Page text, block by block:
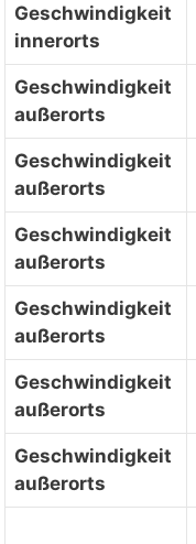
Geschwindigkeit
innerorts
Geschwindigkeit
außerorts
Geschwindigkeit
außerorts
Geschwindigkeit
außerorts
Geschwindigkeit
außerorts
Geschwindigkeit
außerorts
Geschwindigkeit
außerorts